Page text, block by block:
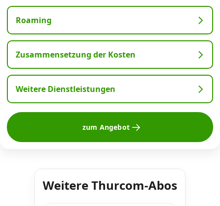
Roaming
Zusammensetzung der Kosten
Weitere Dienstleistungen
zum Angebot
Weitere Thurcom-Abos